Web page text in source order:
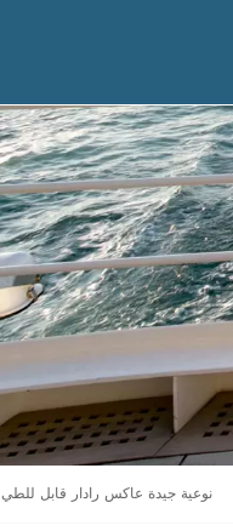
نوعية جيدة عاكس رادار قابل للطي